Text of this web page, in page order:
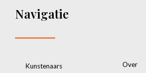
Navigatie
Kunstenaars
Over